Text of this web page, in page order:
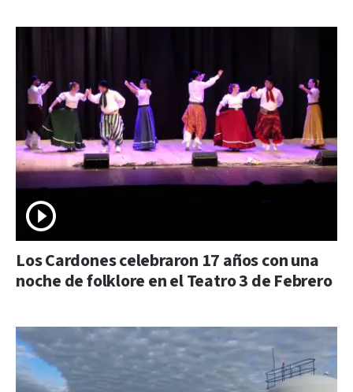
Los Cardones celebraron 17 años con una
noche de folklore en el Teatro 3 de Febrero